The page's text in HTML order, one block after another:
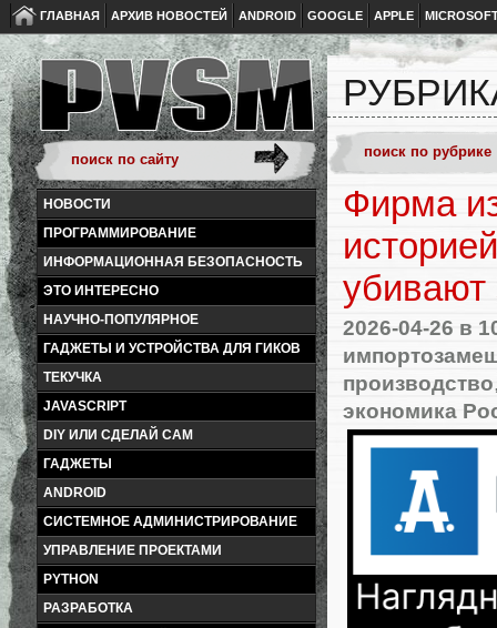
ГЛАВНАЯ АРХИВ НОВОСТЕЙ ANDROID GOOGLE APPLE
НОВОСТИ
ПРОГРАММИРОВАНИЕ
ИНФОРМАЦИОННАЯ БЕЗОПАСНОСТЬ
ЭТО ИНТЕРЕСНО
НАУЧНО-ПОПУЛЯРНОЕ
ГАДЖЕТЫ И УСТРОЙСТВА ДЛЯ ГИКОВ
ТЕКУЧКА
JAVASCRIPT
DIY ИЛИ СДЕЛАЙ САМ
ГАДЖЕТЫ
ANDROID
СИСТЕМНОЕ АДМИНИСТРИРОВАНИЕ
УПРАВЛЕНИЕ ПРОЕКТАМИ
PYTHON
РАЗРАБОТКА
Фирма
убивают
2026-04-26 в
производство
экономика